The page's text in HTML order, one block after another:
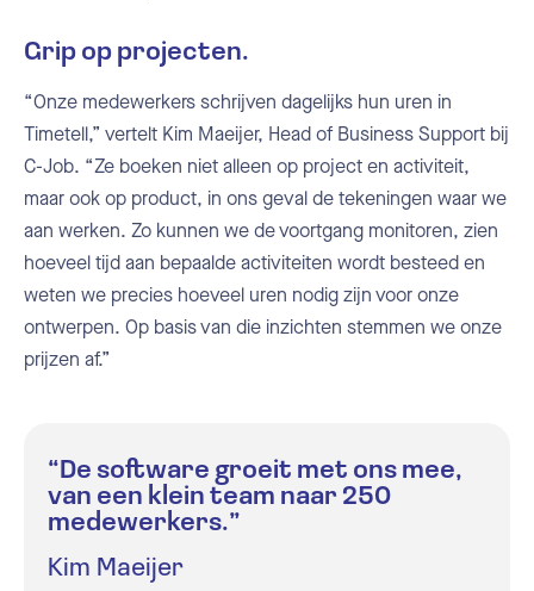
Grip op projecten.
“Onze medewerkers schrijven dagelijks hun uren in
Timetell,” vertelt Kim Maeijer, Head of Business Support bij
C-Job. “Ze boeken niet alleen op project en activiteit,
maar ook op product, in ons geval de tekeningen waar we
aan werken. Zo kunnen we de voortgang monitoren, zien
hoeveel tijd aan bepaalde activiteiten wordt besteed en
weten we precies hoeveel uren nodig zijn voor onze
ontwerpen. Op basis van die inzichten stemmen we onze
prijzen af.”
“De software groeit met ons mee,
van een klein team naar 250
medewerkers.”
Kim Maeijer